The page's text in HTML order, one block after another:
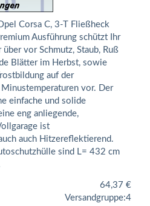
Corsa C, 3-T Fließheck
Ausführung schützt Ihr
über vor Schmutz, Staub, Ruß
Blätter im Herbst, sowie
auf der
vor. Der
einfache und solide
eng anliegende,
ist
auch Hitzereflektierend.
sind L= 432 cm
64,37 €
Versandgruppe:4